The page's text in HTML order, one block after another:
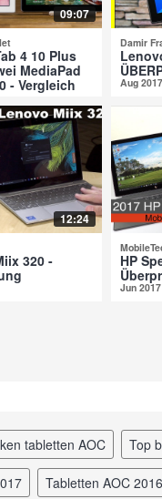
09:07
4 10 Plus
MediaPad
- Vergleich
Damir
Aug 2017
12:24
320 -
HP
Jun 2017
tabletten AOC top
tabletten AOC 2016